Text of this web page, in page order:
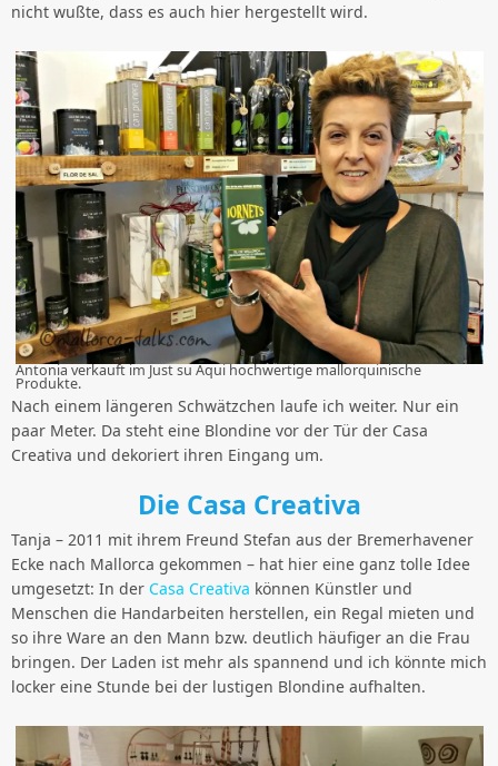
nicht wußte, dass es auch hier hergestellt wird.
Antonia verkauft im Just su Aqui hochwertige mallorquinische
Produkte.
Nach einem längeren Schwätzchen laufe ich weiter. Nur ein
paar Meter. Da steht eine Blondine vor der Tür der Casa
Creativa und dekoriert ihren Eingang um.
Die Casa Creativa
Tanja – 2011 mit ihrem Freund Stefan aus der Bremerhavener
Ecke nach Mallorca gekommen – hat hier eine ganz tolle Idee
umgesetzt: In der Casa Creativa können Künstler und
Menschen die Handarbeiten herstellen, ein Regal mieten und
so ihre Ware an den Mann bzw. deutlich häufiger an die Frau
bringen. Der Laden ist mehr als spannend und ich könnte mich
locker eine Stunde bei der lustigen Blondine aufhalten.